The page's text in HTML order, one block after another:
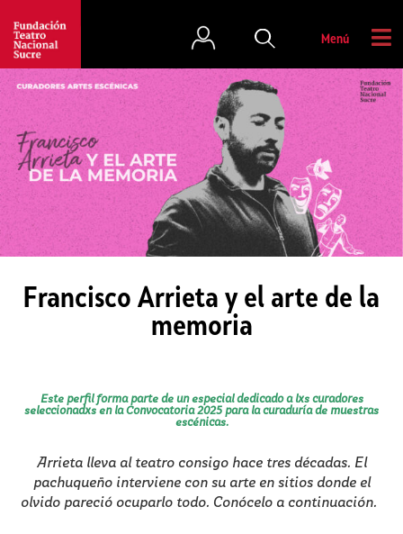
Menú
Francisco Arrieta y el arte de la
memoria
Este perfil forma parte de un especial dedicado a lxs curadores
seleccionadxs en la Convocatoria 2025 para la curaduría de muestras
escénicas.
Arrieta lleva al teatro consigo hace tres décadas. El
pachuqueño interviene con su arte en sitios donde el
olvido pareció ocuparlo todo. Conócelo a continuación.